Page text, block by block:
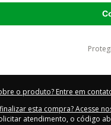
o produto? Entre em
esta compra? Acesse
atendimento, o código